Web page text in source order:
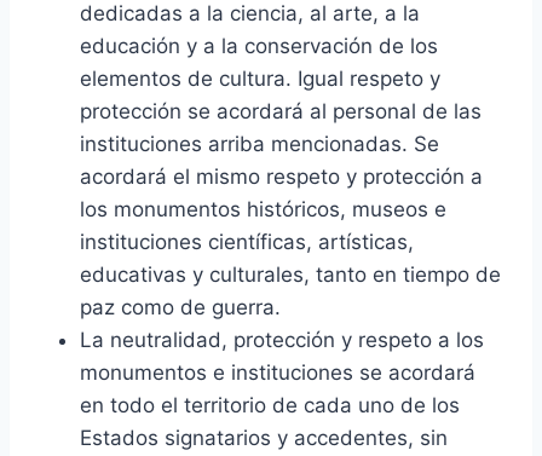
dedicadas a la ciencia, al arte, a la
educación y a la conservación de los
elementos de cultura. Igual respeto y
protección se acordará al personal de las
instituciones arriba mencionadas. Se
acordará el mismo respeto y protección a
los monumentos históricos, museos e
instituciones científicas, artísticas,
educativas y culturales, tanto en tiempo de
paz como de guerra.
La neutralidad, protección y respeto a los
monumentos e instituciones se acordará
en todo el territorio de cada uno de los
Estados signatarios y accedentes, sin